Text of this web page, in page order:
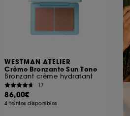
WESTMAN ATELIER
Crème Bronzante Sun Tone
Bronzant crème hydratant
17
86,00€
4 teintes disponibles